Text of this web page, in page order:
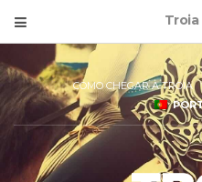
Troia
COMO CHEGAR A TROIA